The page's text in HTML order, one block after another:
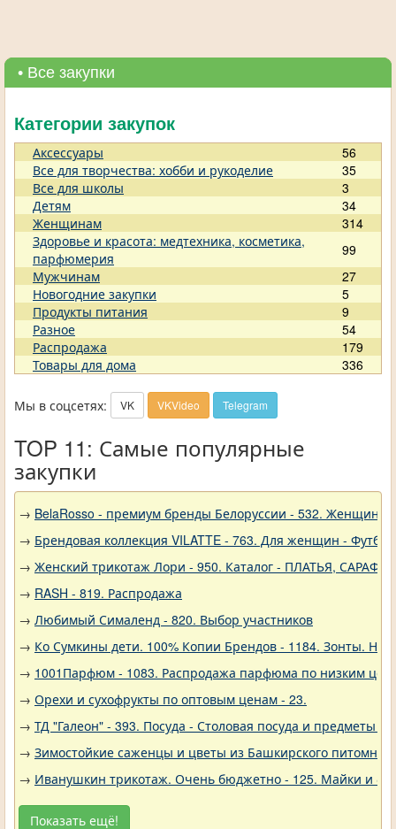
• Все закупки
Категории закупок
Аксессуары
56
Все для творчества: хобби и рукоделие
35
Все для школы
3
Детям
34
Женщинам
314
Здоровье и красота: медтехника, косметика,
парфюмерия
99
Мужчинам
27
Новогодние закупки
5
Продукты питания
9
Разное
54
Распродажа
179
Товары для дома
336
Мы в соцсетях: VK VKVideo Telegram
TOP 11: Самые популярные
закупки
→ BelaRosso - премиум бренды Белоруссии - 532.
→ Брендовая коллекция VILATTE - 763. Для женщин -
→ Женский трикотаж Лори - 950. Каталог - ПЛАТЬЯ,
→ RASH - 819. Распродажа
→ Любимый Сималенд - 820. Выбор участников
→ Ко Сумкины дети. 100% Копии Брендов - 1184. Зонты.
→ 1001Парфюм - 1083. Распродажа парфюма по низким
→ Орехи и сухофрукты по оптовым ценам - 23.
→ ТД "Галеон" - 393. Посуда - Столовая посуда и предметы
→ Зимостойкие саженцы и цветы из Башкирского
→ Иванушкин трикотаж. Очень бюджетно - 125. Майки и
Показать ещё!